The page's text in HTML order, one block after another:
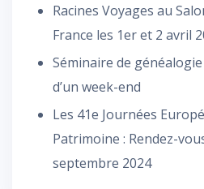
Racines Voyages au
France les 1er et 2 avril
Séminaire de
d’un week-end
Les 41e Journées
Patrimoine : Rendez-
septembre 2024